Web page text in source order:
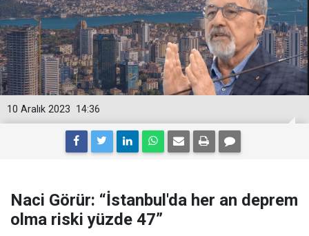
14:36
10 Aralık 2023
Naci Görür: “İstanbul'da her an deprem
olma riski yüzde 47”